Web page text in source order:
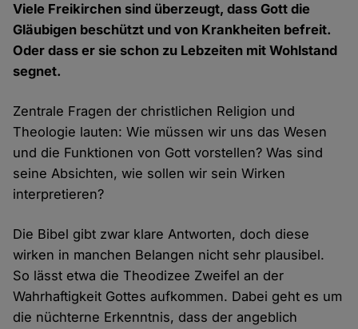
Viele Freikirchen sind überzeugt, dass Gott die
Gläubigen beschützt und von Krankheiten befreit.
Oder dass er sie schon zu Lebzeiten mit Wohlstand
segnet.
Zentrale Fragen der christlichen Religion und
Theologie lauten: Wie müssen wir uns das Wesen
und die Funktionen von Gott vorstellen? Was sind
seine Absichten, wie sollen wir sein Wirken
interpretieren?
Die Bibel gibt zwar klare Antworten, doch diese
wirken in manchen Belangen nicht sehr plausibel.
So lässt etwa die Theodizee Zweifel an der
Wahrhaftigkeit Gottes aufkommen. Dabei geht es um
die nüchterne Erkenntnis, dass der angeblich